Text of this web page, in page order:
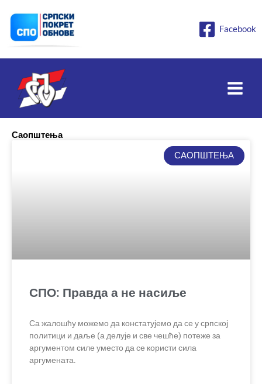
садржај
Facebook
Саопштења
САОПШТЕЊА
СПО: Правда а не насиље
Са жалошћу можемо да констатујемо да се у српској
политици и даље (а делује и све чешће) потеже за
аргументом силе уместо да се користи сила
аргумената.